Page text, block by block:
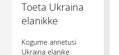
Toeta Ukraina
elanikke
Kogume annetusi
Ukraina elanike